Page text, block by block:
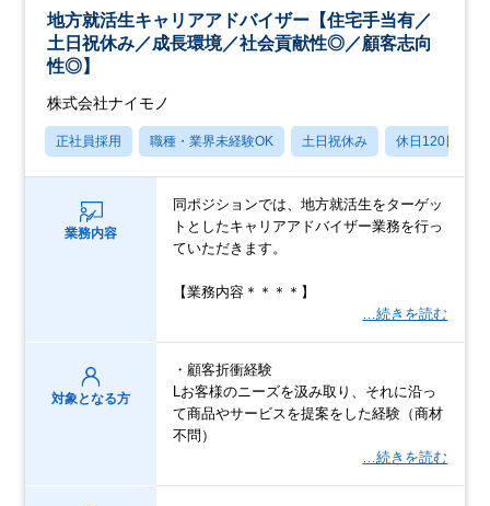
地方就活生キャリアアドバイザー【住宅手当有／
土日祝休み／成長環境／社会貢献性◎／顧客志向
性◎】
株式会社ナイモノ
正社員採用 職種・業界未経験OK 土日祝休み 休日120日以上
業務内容
同ポジションでは、地方就活生をターゲッ
トとしたキャリアアドバイザー業務を行っ
ていただきます。
【業務内容＊＊＊＊】
…続きを読む
対象となる方
・顧客折衝経験
Lお客様のニーズを汲み取り、それに沿っ
て商品やサービスを提案をした経験（商材
不問）
…続きを読む